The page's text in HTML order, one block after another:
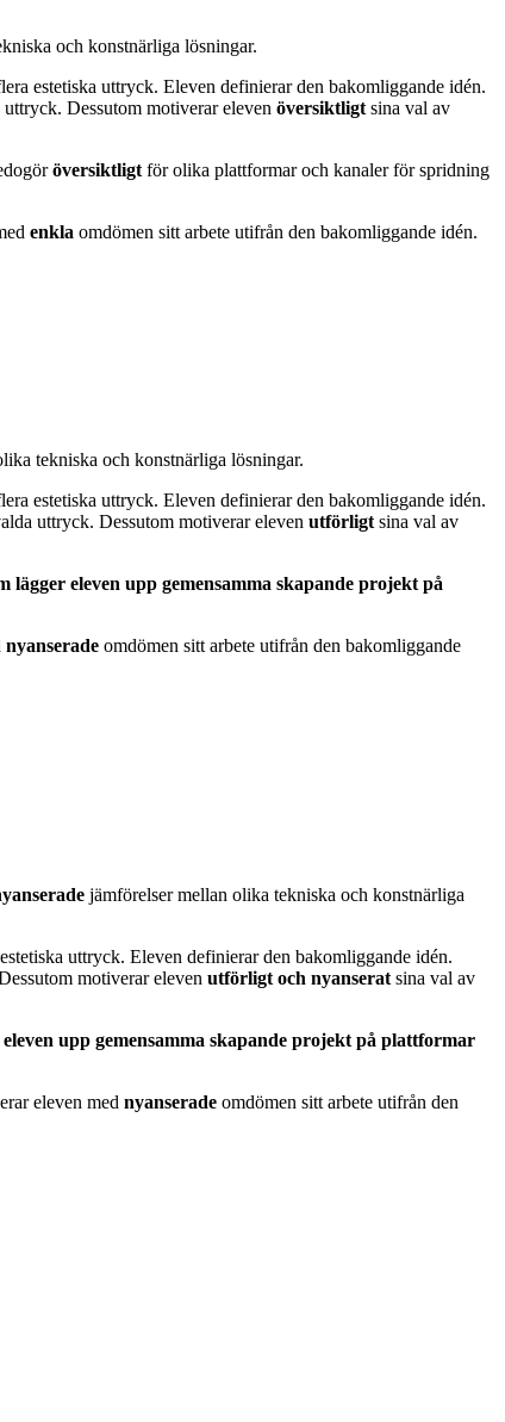
och konstnärliga lösningar.
estetiska uttryck. Eleven definierar den bakomliggande idén.
Dessutom motiverar eleven översiktligt sina val av
översiktligt för olika plattformar och kanaler för spridning
enkla omdömen sitt arbete utifrån den bakomliggande idén.
tekniska och konstnärliga lösningar.
estetiska uttryck. Eleven definierar den bakomliggande idén.
uttryck. Dessutom motiverar eleven utförligt sina val av
lägger eleven upp gemensamma skapande projekt på
nyanserade omdömen sitt arbete utifrån den bakomliggande
jämförelser mellan olika tekniska och konstnärliga
uttryck. Eleven definierar den bakomliggande idén.
motiverar eleven utförligt och nyanserat sina val av
eleven upp gemensamma skapande projekt på plattformar
eleven med nyanserade omdömen sitt arbete utifrån den